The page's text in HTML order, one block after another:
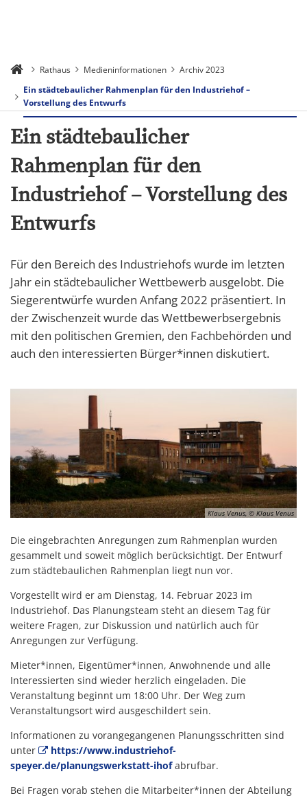
Rathaus Medieninformationen
Archiv 2023
Ein städtebaulicher Rahmenplan für den Industriehof –
Vorstellung des Entwurfs
Ein städtebaulicher
Rahmenplan für den
Industriehof – Vorstellung des
Entwurfs
Für den Bereich des Industriehofs wurde im letzten
Jahr ein städtebaulicher Wettbewerb ausgelobt. Die
Siegerentwürfe wurden Anfang 2022 präsentiert. In
der Zwischenzeit wurde das Wettbewerbsergebnis
mit den politischen Gremien, den Fachbehörden und
auch den interessierten Bürger*innen diskutiert.
Klaus Venus, © Klaus Venus
Die eingebrachten Anregungen zum Rahmenplan wurden
gesammelt und soweit möglich berücksichtigt. Der Entwurf
zum städtebaulichen Rahmenplan liegt nun vor.
Vorgestellt wird er am Dienstag, 14. Februar 2023 im
Industriehof. Das Planungsteam steht an diesem Tag für
weitere Fragen, zur Diskussion und natürlich auch für
Anregungen zur Verfügung.
Mieter*innen, Eigentümer*innen, Anwohnende und alle
Interessierten sind wieder herzlich eingeladen. Die
Veranstaltung beginnt um 18:00 Uhr. Der Weg zum
Veranstaltungsort wird ausgeschildert sein.
Informationen zu vorangegangenen Planungsschritten sind
unter
https://www.industriehof-
speyer.de/planungswerkstatt-ihofabrufbar.
Bei Fragen vorab stehen die Mitarbeiter*innen der Abteilung